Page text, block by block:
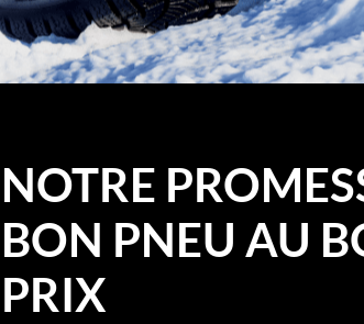
NOTRE
BON PNEU AU
PRIX